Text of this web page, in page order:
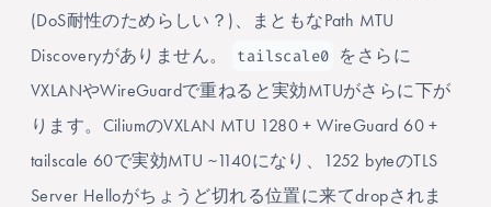
(DoS耐性のためらしい？)、まともなPath MTU
Discoveryがありません。
tailscale0 をさらに
VXLANやWireGuardで重ねると実効MTUがさらに下が
ります。CiliumのVXLAN MTU 1280 + WireGuard 60 +
tailscale 60で実効MTU ~1140になり、1252 byteのTLS
Server Helloがちょうど切れる位置に来てdropされま